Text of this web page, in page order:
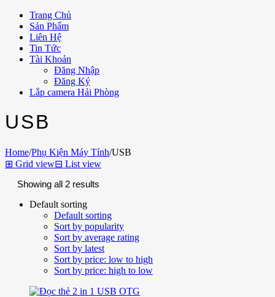
Trang Chủ
Sản Phẩm
Liên Hệ
Tin Tức
Tài Khoản
Đăng Nhập
Đăng Ký
Lắp camera Hải Phòng
USB
Home/Phụ Kiện Máy Tính/USB
⊞ Grid view⊟ List view
Showing all 2 results
Default sorting
Default sorting
Sort by popularity
Sort by average rating
Sort by latest
Sort by price: low to high
Sort by price: high to low